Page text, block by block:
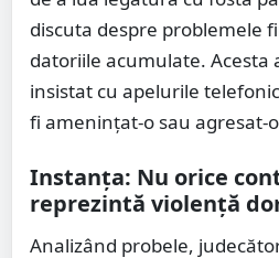
discuta despre problemele
datoriile acumulate. Acesta
insistat cu apelurile
fi amenințat-o sau agresat-
Instanța: Nu orice
reprezintă violență
Analizând probele,